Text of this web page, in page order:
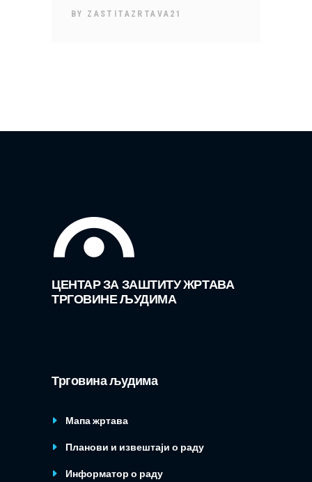
BY ZASTITAZRTAVA21
ЦЕНТАР ЗА ЗАШТИТУ ЖРТАВА
ТРГОВИНЕ ЉУДИМА
Трговина људима
Мапа жртава
Планови и извештаји о раду
Информатор о раду